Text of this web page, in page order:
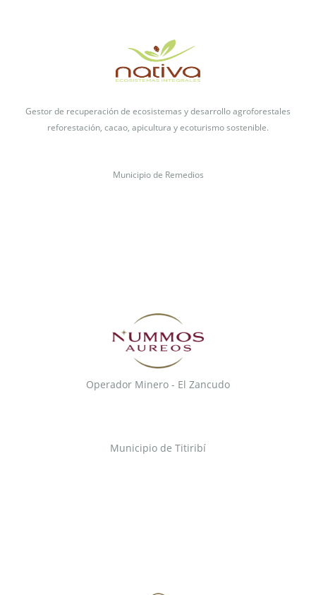
Gestor de recuperación de ecosistemas y desarrollo agroforestales
reforestación, cacao, apicultura y ecoturismo sostenible.
Municipio de Remedios
Operador Minero - El Zancudo
Municipio de Titiribí